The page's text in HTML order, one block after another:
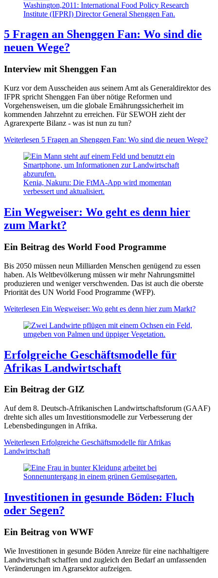
Washington,2011: International Food Policy Research
Institute (IFPRI) Director General Shenggen Fan.
5 Fragen an Shenggen Fan: Wo sind die
neuen Wege?
Interview mit Shenggen Fan
Kurz vor dem Ausscheiden aus seinem Amt als Generaldirektor des
IFPR spricht Shenggen Fan über nötige Reformen und
Vorgehensweisen, um die globale Ernährungssicherheit im
kommenden Jahrzehnt zu erreichen. Für SEWOH zieht der
Agrarexperte Bilanz - was ist nun zu tun?
Weiterlesen 5 Fragen an Shenggen Fan: Wo sind die neuen Wege?
Kenia, Nakuru: Die FtMA-App wird momentan
verbessert und aktualisiert.
Ein Wegweiser: Wo geht es denn hier
zum Markt?
Ein Beitrag des World Food Programme
Bis 2050 müssen neun Milliarden Menschen genügend zu essen
haben. Als Weltbevölkerung müssen wir mehr Nahrungsmittel
produzieren und weniger verschwenden. Das ist auch die oberste
Priorität des UN World Food Programme (WFP).
Weiterlesen Ein Wegweiser: Wo geht es denn hier zum Markt?
Erfolgreiche Geschäftsmodelle für
Afrikas Landwirtschaft
Ein Beitrag der GIZ
Auf dem 8. Deutsch-Afrikanischen Landwirtschaftsforum (GAAF)
drehte sich alles um Investitionsmodelle zur Verbesserung der
Lebensbedingungen in Afrika.
Weiterlesen Erfolgreiche Geschäftsmodelle für Afrikas
Landwirtschaft
Investitionen in gesunde Böden: Fluch
oder Segen?
Ein Beitrag von WWF
Wie Investitionen in gesunde Böden Anreize für eine nachhaltigere
Landwirtschaft schaffen und zugleich den Bedarf an umfassenden
Veränderungen im Agrarsektor aufzeigen.